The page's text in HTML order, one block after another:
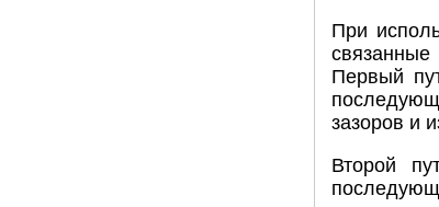
При
Первый
зазоров и
Второй